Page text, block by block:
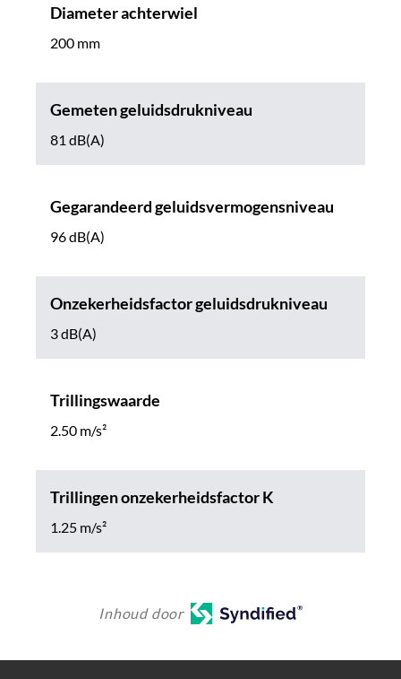
Diameter achterwiel
200 mm
Gemeten geluidsdrukniveau
81 dB(A)
Gegarandeerd geluidsvermogensniveau
96 dB(A)
Onzekerheidsfactor geluidsdrukniveau
3 dB(A)
Trillingswaarde
2.50 m/s²
Trillingen onzekerheidsfactor K
1.25 m/s²
Inhoud door